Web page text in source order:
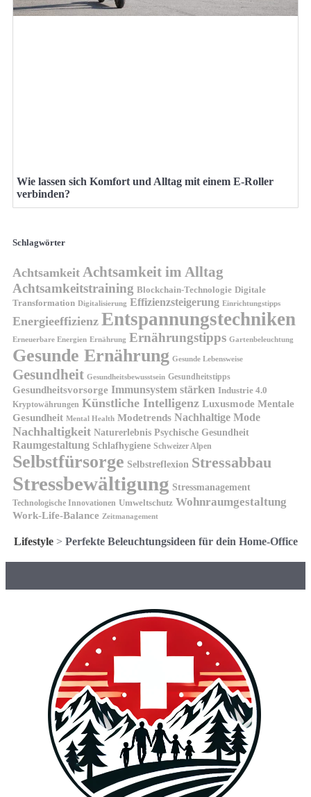
Wie lassen sich Komfort und Alltag mit einem E-Roller
verbinden?
Schlagwörter
Achtsamkeit Achtsamkeit im Alltag
Achtsamkeitstraining Blockchain-Technologie Digitale
Transformation Digitalisierung Effizienzsteigerung Einrichtungstipps
Energieeffizienz Entspannungstechniken
Erneuerbare Energien Ernährung Ernährungstipps Gartenbeleuchtung
Gesunde Ernährung Gesunde Lebensweise
Gesundheit Gesundheitsbewusstsein Gesundheitstipps
Gesundheitsvorsorge Immunsystem stärken Industrie 4.0
Kryptowährungen Künstliche Intelligenz Luxusmode Mentale
Gesundheit Mental Health Modetrends Nachhaltige Mode
Nachhaltigkeit Naturerlebnis Psychische Gesundheit
Raumgestaltung Schlafhygiene Schweizer Alpen
Selbstfürsorge Selbstreflexion Stressabbau
Stressbewältigung Stressmanagement
Technologische Innovationen Umweltschutz Wohnraumgestaltung
Work-Life-Balance Zeitmanagement
Lifestyle> Perfekte Beleuchtungsideen für dein Home-Office